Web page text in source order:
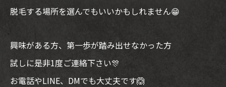
脱毛する場所を選んでもいいかもしれません😁
興味がある方、第一歩が踏み出せなかった方
試しに是非1度ご連絡下さい🎊
お電話やLINE、DMでも大丈夫です🙆